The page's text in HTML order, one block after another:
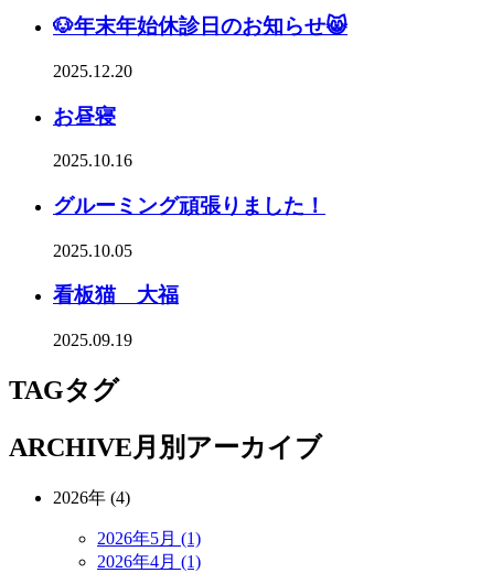
🐶年末年始休診日のお知らせ😸
2025.12.20
お昼寝
2025.10.16
グルーミング頑張りました！
2025.10.05
看板猫 大福
2025.09.19
TAGタグ
ARCHIVE月別アーカイブ
2026年 (4)
2026年5月 (1)
2026年4月 (1)